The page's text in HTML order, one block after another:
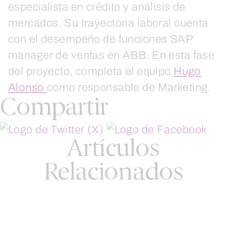
especialista en crédito y análisis de
mercados. Su trayectoria laboral cuenta
con el desempeño de funciones SAP
manager de ventas en ABB. En esta fase
del proyecto, completa el equipo Hugo
Alonso como responsable de Marketing.
Compartir
Artículos
Relacionados